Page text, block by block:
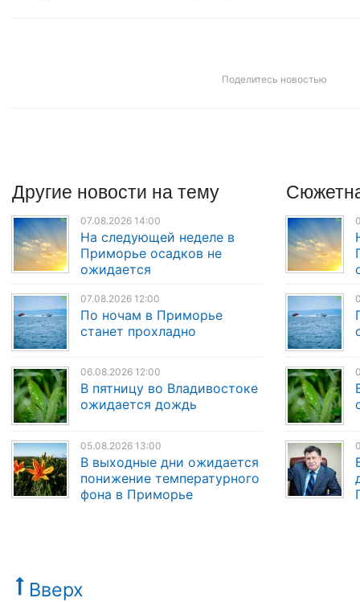
Поделитесь новостью
Другие новости на тему
07.08.2026 14:00
На следующей неделе в
Приморье осадков не
ожидается
07.08.2026 12:00
По ночам в Приморье
станет прохладно
06.08.2026 12:00
В пятницу во Владивостоке
ожидается дождь
05.08.2026 13:00
В выходные дни ожидается
понижение температурного
фона в Приморье
Вверх